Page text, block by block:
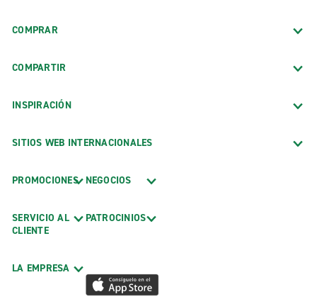
COMPRAR
COMPARTIR
INSPIRACIÓN
SITIOS WEB INTERNACIONALES
PROMOCIONES
SERVICIO AL
CLIENTE
LA EMPRESA
NEGOCIOS
PATROCINIOS